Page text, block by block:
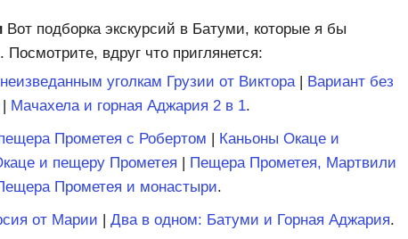
Вот подборка экскурсий в Батуми, которые я бы
вдруг что приглянется:
уголкам Грузии от Виктора| Вариант без
| Мачахела и горная Аджария 2 в 1.
Прометея с Робертом | Каньоны Окаце и
и пещеру Прометея | Пещера Прометея, Мартвили
Прометея и монастыри.
от Марии | Два в одном: Батуми и Горная Аджария.